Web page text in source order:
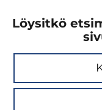
Löysitkö